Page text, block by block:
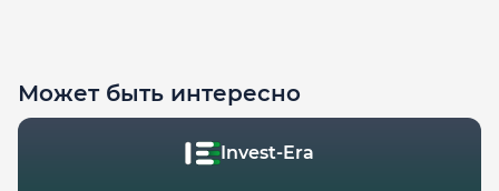
Может быть интересно
Invest-Era